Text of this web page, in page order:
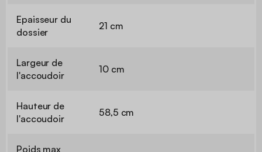
Epaisseur du
dossier
21 cm
Largeur de
l'accoudoir
10 cm
Hauteur de
l'accoudoir
58,5 cm
Poids max